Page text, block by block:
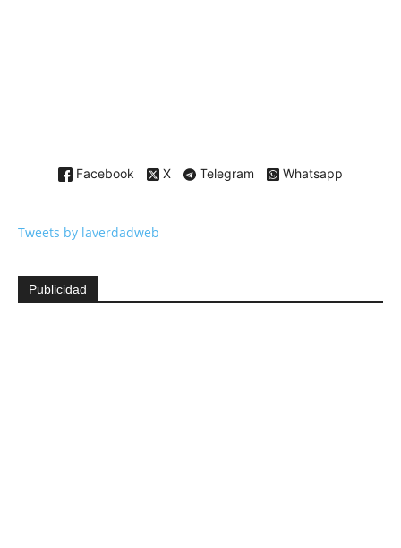
Facebook X Telegram Whatsapp
Tweets by laverdadweb
Publicidad